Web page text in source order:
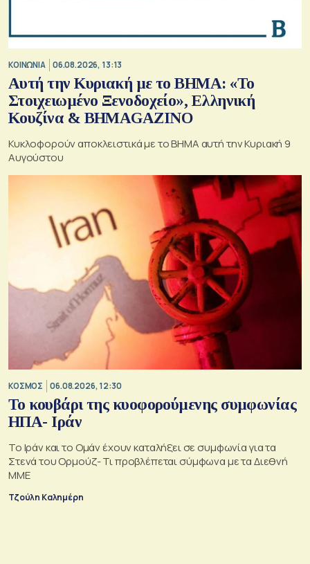
ΚΟΙΝΩΝΙΑ 06.08.2026, 13:13
Αυτή την Κυριακή με το ΒΗΜΑ: «Το
Στοιχειωμένο Ξενοδοχείο», Ελληνική
Κουζίνα & ΒΗΜΑGAZINO
Κυκλοφορούν αποκλειστικά με το ΒΗΜΑ αυτή την Κυριακή 9
Αυγούστου
ΚΟΣΜΟΣ 06.08.2026, 12:30
Το κουβάρι της κυοφορούμενης συμφωνίας
ΗΠΑ- Ιράν
Το Ιράν και το Ομάν έχουν καταλήξει σε συμφωνία για τα
Στενά του Ορμούζ- Τι προβλέπεται σύμφωνα με τα Διεθνή
ΜΜΕ
Τζούλη Καλημέρη